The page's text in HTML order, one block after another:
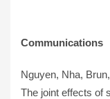
Communications
Nguyen, Nha,
The joint effects of